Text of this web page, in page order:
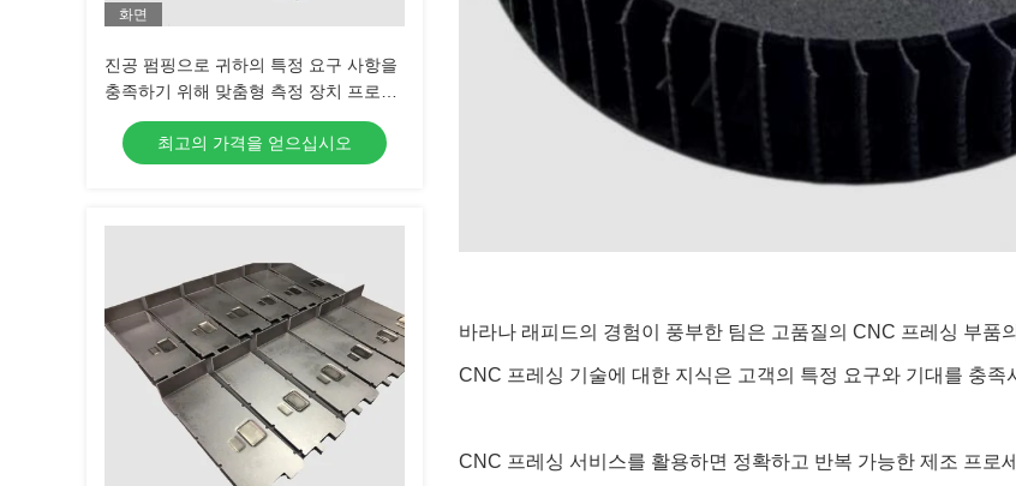
화면
진공 펌핑으로 귀하의 특정 요구 사항을
충족하기 위해 맞춤형 측정 장치 프로토
타입
최고의 가격을 얻으십시오
바라나 래피드의 경험이 풍부한 팀은 고품질의 CNC 프레싱 부
CNC 프레싱 기술에 대한 지식은 고객의 특정 요구와 기대를 충족
CNC 프레싱 서비스를 활용하면 정확하고 반복 가능한 제조 프